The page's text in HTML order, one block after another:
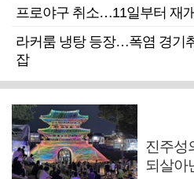
프로야구 취소…11일부터 재개
라커룸 냉탕 등장…폭염 경기
잡
진주성
되살아